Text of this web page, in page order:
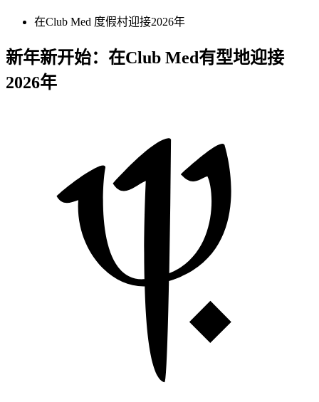
​在Club Med 度假村迎接2026年​
​​新年新开始：在Club Med有型地迎接
2026年